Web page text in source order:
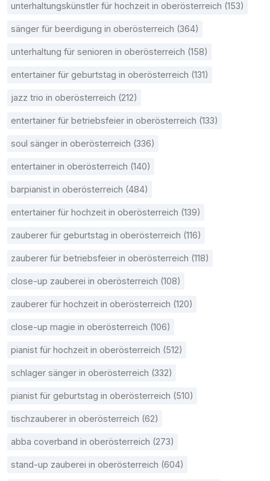
unterhaltungskünstler für hochzeit in oberösterreich (153)
sänger für beerdigung in oberösterreich (364)
unterhaltung für senioren in oberösterreich (158)
entertainer für geburtstag in oberösterreich (131)
jazz trio in oberösterreich (212)
entertainer für betriebsfeier in oberösterreich (133)
soul sänger in oberösterreich (336)
entertainer in oberösterreich (140)
barpianist in oberösterreich (484)
entertainer für hochzeit in oberösterreich (139)
zauberer für geburtstag in oberösterreich (116)
zauberer für betriebsfeier in oberösterreich (118)
close-up zauberei in oberösterreich (108)
zauberer für hochzeit in oberösterreich (120)
close-up magie in oberösterreich (106)
pianist für hochzeit in oberösterreich (512)
schlager sänger in oberösterreich (332)
pianist für geburtstag in oberösterreich (510)
tischzauberer in oberösterreich (62)
abba coverband in oberösterreich (273)
stand-up zauberei in oberösterreich (604)